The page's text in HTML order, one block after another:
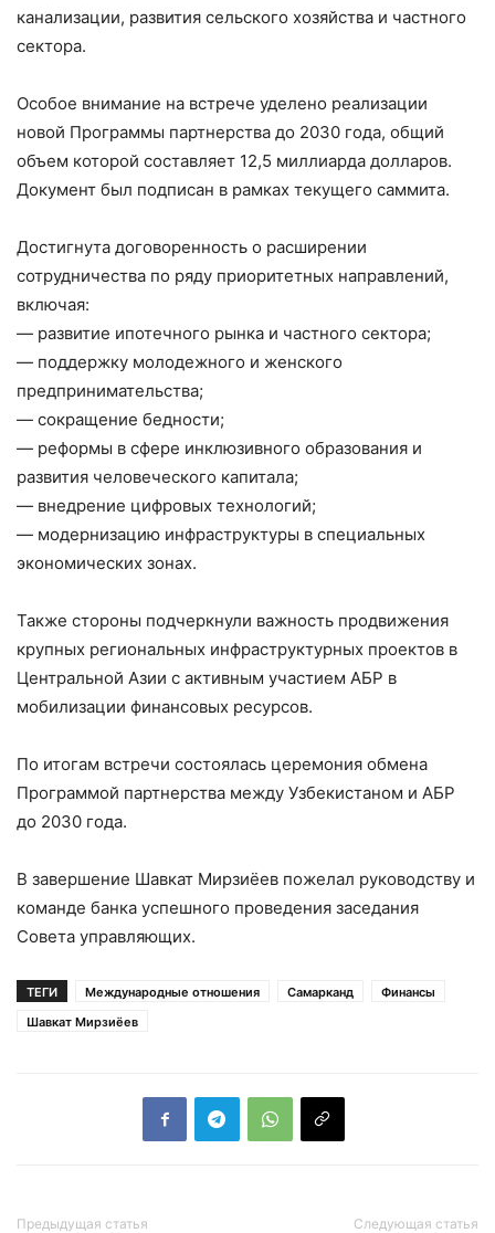
канализации, развития сельского хозяйства и частного
сектора.
Особое внимание на встрече уделено реализации
новой Программы партнерства до 2030 года, общий
объем которой составляет 12,5 миллиарда долларов.
Документ был подписан в рамках текущего саммита.
Достигнута договоренность о расширении
сотрудничества по ряду приоритетных направлений,
включая:
— развитие ипотечного рынка и частного сектора;
— поддержку молодежного и женского
предпринимательства;
— сокращение бедности;
— реформы в сфере инклюзивного образования и
развития человеческого капитала;
— внедрение цифровых технологий;
— модернизацию инфраструктуры в специальных
экономических зонах.
Также стороны подчеркнули важность продвижения
крупных региональных инфраструктурных проектов в
Центральной Азии с активным участием АБР в
мобилизации финансовых ресурсов.
По итогам встречи состоялась церемония обмена
Программой партнерства между Узбекистаном и АБР
до 2030 года.
В завершение Шавкат Мирзиёев пожелал руководству и
команде банка успешного проведения заседания
Совета управляющих.
ТЕГИ Международные отношения Самарканд
Финансы
Шавкат Мирзиёев
Предыдущая статья Следующая статья